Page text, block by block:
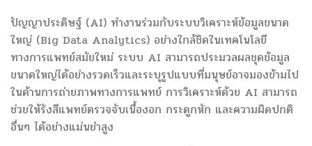
ปัญญาประดิษฐ์ (AI) ทำงานร่วมกับระบบวิเคราะห์ข้อมูลขนาด
ใหญ่ (Big Data Analytics) อย่างใกล้ชิดในเทคโนโลยี
ทางการแพทย์สมัยใหม่ ระบบ AI สามารถประมวลผลชุดข้อมูล
ขนาดใหญ่ได้อย่างรวดเร็วและระบุรูปแบบที่มนุษย์อาจมองข้ามไป
ในด้านการถ่ายภาพทางการแพทย์ การวิเคราะห์ด้วย AI สามารถ
ช่วยให้รังสีแพทย์ตรวจจับเนื้องอก กระดูกหัก และความผิดปกติ
อื่นๆ ได้อย่างแม่นยำสูง